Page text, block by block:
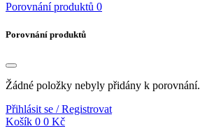
Porovnání produktů 0
Porovnání produktů
Žádné položky nebyly přidány k porovnání.
Přihlásit se / Registrovat
Košík 0 0 Kč